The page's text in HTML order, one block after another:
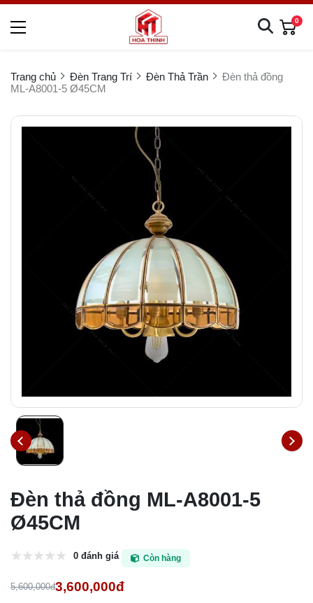
0
Trang chủ Đèn Trang Trí Đèn Thả Trần
Đèn thả đồng
ML-A8001-5 Ø45CM
Đèn thả đồng ML-A8001-5
Ø45CM
0 đánh giá Còn hàng
5,600,000đ3,600,000đ